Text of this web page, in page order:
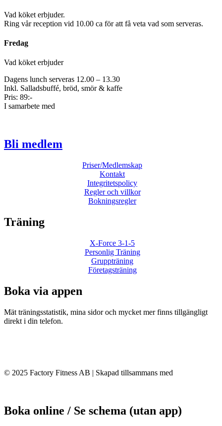
Vad köket erbjuder.
Ring vår reception vid 10.00 ca för att få veta vad som serveras.
Fredag
Vad köket erbjuder
Dagens lunch serveras 12.00 – 13.30
Inkl. Salladsbuffé, bröd, smör & kaffe
Pris: 89:-
I samarbete med
Bli medlem
Priser/Medlemskap
Kontakt
Integritetspolicy
Regler och villkor
Bokningsregler
Träning
X-Force 3-1-5
Personlig Träning
Gruppträning
Företagsträning
Boka via appen
Mät träningsstatistik, mina sidor och mycket mer finns tillgängligt
direkt i din telefon.
© 2025 Factory Fitness AB | Skapad tillsammans med
Boka online / Se schema (utan app)